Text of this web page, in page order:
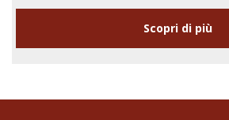
Scopri di più